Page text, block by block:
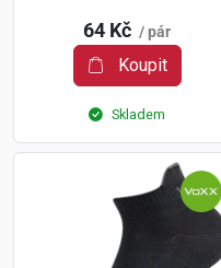
64 Kč / pár
Koupit
Skladem